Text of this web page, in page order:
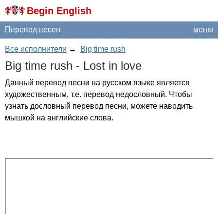
Begin English
меню
Перевод песен
Все исполнители → Big time rush
Big time rush - Lost in love
Данный перевод песни на русском языке является
художественным, т.е. перевод недословный. Чтобы
узнать дословный перевод песни, можете наводить
мышкой на английские слова.